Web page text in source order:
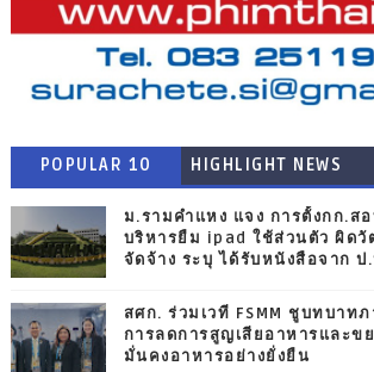
POPULAR 10 HIGHLIGHT NEWS
ม.รามคำแหง แจง การตั้งกก.ส
บริหารยืม ipad ใช้ส่วนตัว ผิดวั
จัดจ้าง ระบุ ได้รับหนังสือจาก
สศก. ร่วมเวที FSMM ชูบทบาท
การลดการสูญเสียอาหารและข
มั่นคงอาหารอย่างยั่งยืน